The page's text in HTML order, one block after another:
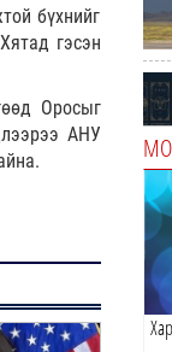
бүхнийг
гэсэн
Оросыг
АНУ